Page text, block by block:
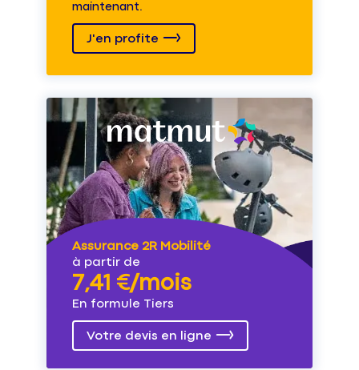
maintenant.
J'en profite
Assurance 2R Mobilité
à partir de
7,41 €/mois
En formule Tiers
Votre devis en ligne